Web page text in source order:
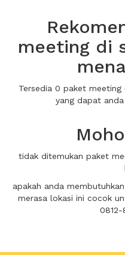
meeting di
Tersedia 0 paket
yang dapat anda
tidak ditemukan paket
apakah anda
merasa lokasi ini cocok